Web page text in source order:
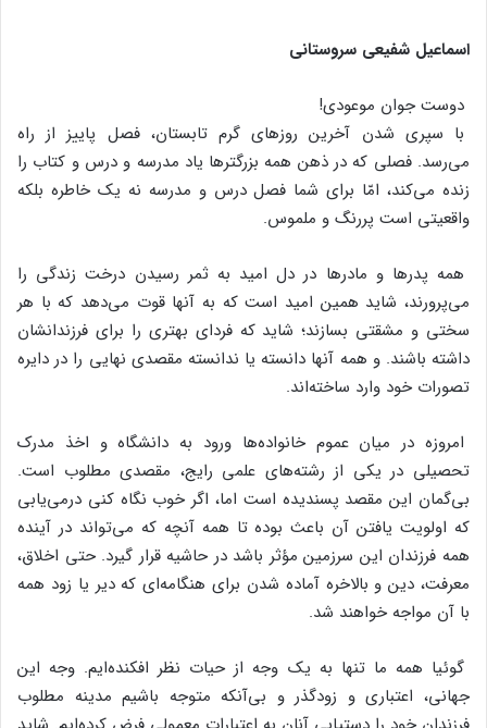
اسماعیل شفیعی سروستانی
دوست‌ جوان‌ موعودی‌!
با سپری‌ شدن‌ آخرین‌ روزهای‌ گرم‌ تابستان‌، فصل‌ پاییز از راه‌
می‌رسد. فصلی‌ که‌ در ذهن‌ همه‌ بزرگترها یاد مدرسه‌ و درس‌ و کتاب‌ را
زنده‌ می‌کند، امّا برای‌ شما فصل‌ درس‌ و مدرسه‌ نه‌ یک‌ خاطره‌ بلکه‌
واقعیتی‌ است‌ پررنگ‌ و ملموس‌.
همه‌ پدرها و مادرها در دل‌ امید به‌ ثمر رسیدن‌ درخت‌ زندگی‌ را
می‌پرورند، شاید همین‌ امید است‌ که‌ به‌ آنها قوت‌ می‌دهد که‌ با هر
سختی‌ و مشقتی‌ بسازند؛ شاید که‌ فردای‌ بهتری‌ را برای‌ فرزندانشان‌
داشته‌ باشند. و همه‌ آنها دانسته‌ یا ندانسته‌ مقصدی‌ نهایی‌ را در دایره‌
تصورات‌ خود وارد ساخته‌اند.
امروزه‌ در میان‌ عموم‌ خانواده‌ها ورود به‌ دانشگاه‌ و اخذ مدرک‌
تحصیلی‌ در یکی‌ از رشته‌های‌ علمی‌ رایج‌، مقصدی‌ مطلوب‌ است‌.
بی‌گمان‌ این‌ مقصد پسندیده‌ است‌ اما، اگر خوب‌ نگاه‌ کنی‌ درمی‌یابی‌
که‌ اولویت‌ یافتن‌ آن‌ باعث‌ بوده‌ تا همه‌ آنچه‌ که‌ می‌تواند در آینده‌
همه‌ فرزندان‌ این‌ سرزمین‌ مؤثر باشد در حاشیه‌ قرار گیرد. حتی‌ اخلاق‌،
معرفت‌، دین‌ و بالاخره‌ آماده‌ شدن‌ برای‌ هنگامه‌ای‌ که‌ دیر یا زود همه‌
با آن‌ مواجه‌ خواهند شد.
گوئیا همه‌ ما تنها به‌ یک‌ وجه‌ از حیات‌ نظر افکنده‌ایم‌. وجه‌ این‌
جهانی‌، اعتباری‌ و زودگذر و بی‌آنکه‌ متوجه‌ باشیم‌ مدینه‌ مطلوب‌